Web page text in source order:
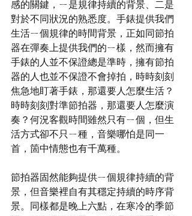
感的關鍵，ㄧ是規律持續的背景、二是
對於不同狀況的熟悉度。手錶提供我們
生活ㄧ個規律的時間背景，正如同節拍
器在彈奏上提供我們的ㄧ樣，然而擁有
手錶的人並不保證總是準時，擁有節拍
器的人也並不保證不會掉拍，時時刻刻
焦急地盯著手錶，那還要人怎麼生活？
時時刻刻對準節拍器，那還要人怎麼演
奏？何況客觀時間雖然只有ㄧ個，但生
活方式卻不只ㄧ種，音樂哪怕是同一
首，箇中情態也有千萬種。
節拍器固然能夠提供ㄧ個規律持續的背
景，但音樂裡自有其穩定持續的時序背
景。同樣都是晚上六點，在寒冷的季節